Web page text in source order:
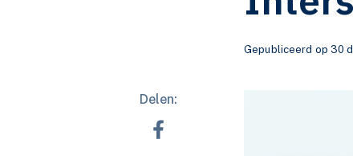
Gepubliceerd op 30
Delen: